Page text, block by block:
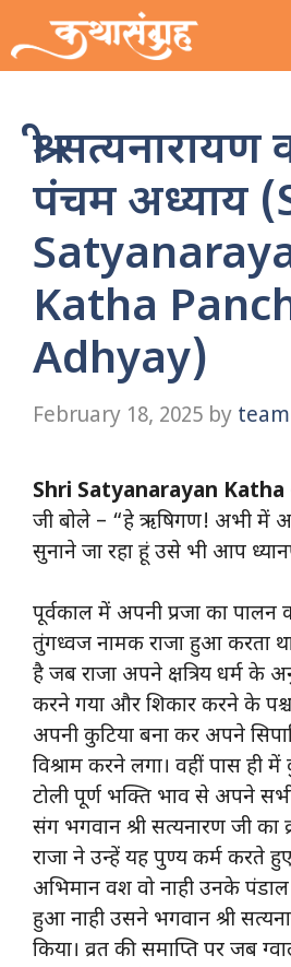
to
content
श्री
पंचम अध्याय
Katha
Adhyay)
February 18, 2025 by
Shri Satyanarayan Katha
जी बोले – “हे ऋषिगण! अभी
सुनाने जा रहा हूं उसे भी आप
पूर्वकाल में अपनी प्रजा का
तुंगध्वज नामक राजा हुआ करता
है जब राजा अपने क्षत्रिय धर्म के
करने गया और शिकार करने के
अपनी कुटिया बना कर अपने
विश्राम करने लगा। वहीं पास ही
टोली पूर्ण भक्ति भाव से अपने
संग भगवान श्री सत्यनारण जी का
राजा ने उन्हें यह पुण्य कर्म करते
अभिमान वश वो नाही उनके
हुआ नाही उसने भगवान श्री
किया। व्रत की समाप्ति पर जब